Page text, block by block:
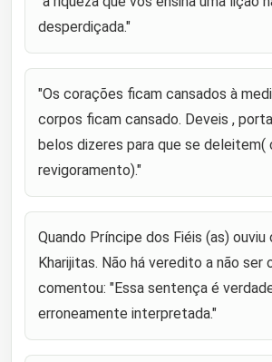
sobre a fé , e ele disse : " A fé se
suportes : na resignação, na
30
anseio pelos caprichos,
pelos caprichos n
31
"O benfeitor é melhor do que o
pior do que o próprio mal."
econômicos , não mesquinhos."
"Se alguém é rápido em dizer de
que elas não gostam(de ouvir),
falam dele aquilo de que ele não
desperdiçada."
"Os corações ficam cansados à
corpos ficam cansado. Deveis ,
belos dizeres para que se deleitem(
revigoramento)."
Quando Príncipe dos Fiéis (as) ouviu
Kharijitas. Não há veredito a não ser
comentou: "Essa sentença é
erroneamente interpretada."